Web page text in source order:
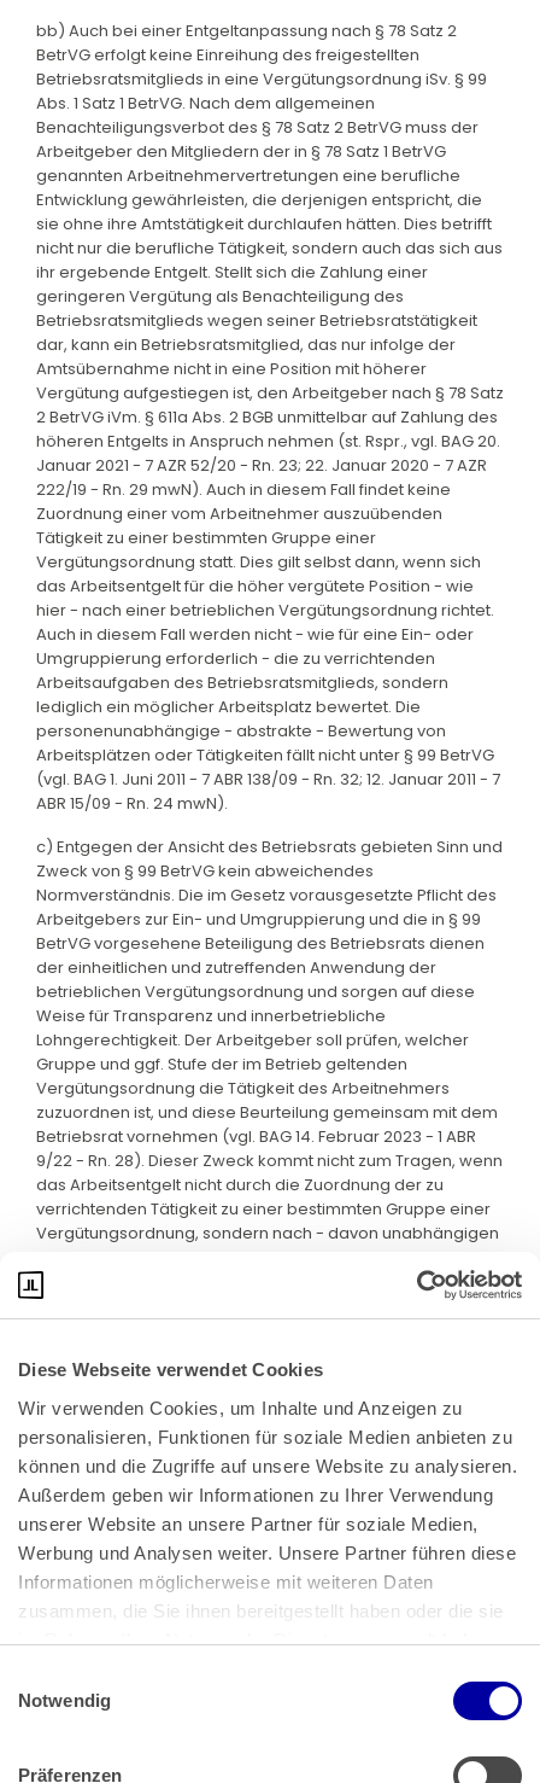
Diese Webseite verwendet Cookies
Wir verwenden Cookies, um Inhalte und Anzeigen zu
personalisieren, Funktionen für soziale Medien anbieten zu
können und die Zugriffe auf unsere Website zu analysieren.
Außerdem geben wir Informationen zu Ihrer Verwendung
unserer Website an unsere Partner für soziale Medien,
Werbung und Analysen weiter. Unsere Partner führen diese
Informationen möglicherweise mit weiteren Daten
zusammen, die Sie ihnen bereitgestellt haben oder die sie
im Rahmen Ihrer Nutzung der Dienste gesammelt haben.
Impressum
Notwendig
Präferenzen
bb) Auch bei einer Entgeltanpassung nach § 78 Satz 2
BetrVG erfolgt keine Einreihung des freigestellten
Betriebsratsmitglieds in eine Vergütungsordnung iSv. § 99
Abs. 1 Satz 1 BetrVG. Nach dem allgemeinen
Benachteiligungsverbot des § 78 Satz 2 BetrVG muss der
Arbeitgeber den Mitgliedern der in § 78 Satz 1 BetrVG
genannten Arbeitnehmervertretungen eine berufliche
Entwicklung gewährleisten, die derjenigen entspricht, die
sie ohne ihre Amtstätigkeit durchlaufen hätten. Dies betrifft
nicht nur die berufliche Tätigkeit, sondern auch das sich aus
ihr ergebende Entgelt. Stellt sich die Zahlung einer
geringeren Vergütung als Benachteiligung des
Betriebsratsmitglieds wegen seiner Betriebsratstätigkeit
dar, kann ein Betriebsratsmitglied, das nur infolge der
Amtsübernahme nicht in eine Position mit höherer
Vergütung aufgestiegen ist, den Arbeitgeber nach § 78 Satz
2 BetrVG iVm. § 611a Abs. 2 BGB unmittelbar auf Zahlung des
höheren Entgelts in Anspruch nehmen (st. Rspr., vgl. BAG 20.
Januar 2021 - 7 AZR 52/20 - Rn. 23; 22. Januar 2020 - 7 AZR
222/19 - Rn. 29 mwN). Auch in diesem Fall findet keine
Zuordnung einer vom Arbeitnehmer auszuübenden
Tätigkeit zu einer bestimmten Gruppe einer
Vergütungsordnung statt. Dies gilt selbst dann, wenn sich
das Arbeitsentgelt für die höher vergütete Position - wie
hier - nach einer betrieblichen Vergütungsordnung richtet.
Auch in diesem Fall werden nicht - wie für eine Ein- oder
Umgruppierung erforderlich - die zu verrichtenden
Arbeitsaufgaben des Betriebsratsmitglieds, sondern
lediglich ein möglicher Arbeitsplatz bewertet. Die
personenunabhängige - abstrakte - Bewertung von
Arbeitsplätzen oder Tätigkeiten fällt nicht unter § 99 BetrVG
(vgl. BAG 1. Juni 2011 - 7 ABR 138/09 - Rn. 32; 12. Januar 2011 - 7
ABR 15/09 - Rn. 24 mwN).
c) Entgegen der Ansicht des Betriebsrats gebieten Sinn und
Zweck von § 99 BetrVG kein abweichendes
Normverständnis. Die im Gesetz vorausgesetzte Pflicht des
Arbeitgebers zur Ein- und Umgruppierung und die in § 99
BetrVG vorgesehene Beteiligung des Betriebsrats dienen
der einheitlichen und zutreffenden Anwendung der
betrieblichen Vergütungsordnung und sorgen auf diese
Weise für Transparenz und innerbetriebliche
Lohngerechtigkeit. Der Arbeitgeber soll prüfen, welcher
Gruppe und ggf. Stufe der im Betrieb geltenden
Vergütungsordnung die Tätigkeit des Arbeitnehmers
zuzuordnen ist, und diese Beurteilung gemeinsam mit dem
Betriebsrat vornehmen (vgl. BAG 14. Februar 2023 - 1 ABR
9/22 - Rn. 28). Dieser Zweck kommt nicht zum Tragen, wenn
das Arbeitsentgelt nicht durch die Zuordnung der zu
verrichtenden Tätigkeit zu einer bestimmten Gruppe einer
Vergütungsordnung, sondern nach - davon unabhängigen
Bundeskanzlerplatz 2
53113 Bonn
Pressemitteilungen|AGB
Impressum|Datenschutz